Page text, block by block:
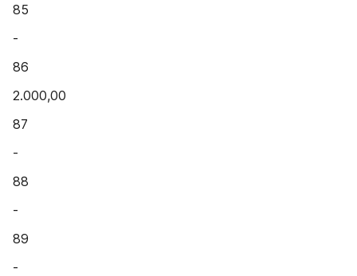
85
-
86
2.000,00
87
-
88
-
89
-